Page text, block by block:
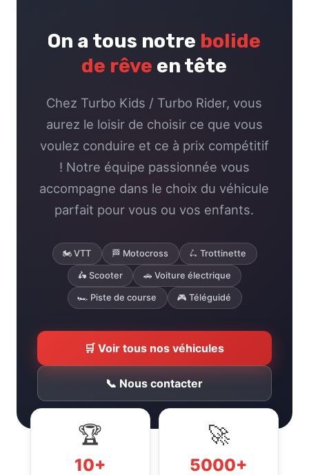
de rêve
en tête
Chez Turbo Kids / Turbo Rider, vous
voulez conduire et ce à prix compétitif
! Notre équipe passionnée vous
accompagne dans le choix du véhicule
parfait pour vous ou vos enfants.
🏍️ VTT 🏁 Motocross 🛴 Trottinette
🏎️ Piste de course 🎮 Téléguidé
🛒 Voir tous nos véhicules
📞 Nous contacter
🏆
10+
Années d'expérience
🚀
5000+
Clients satisfaits